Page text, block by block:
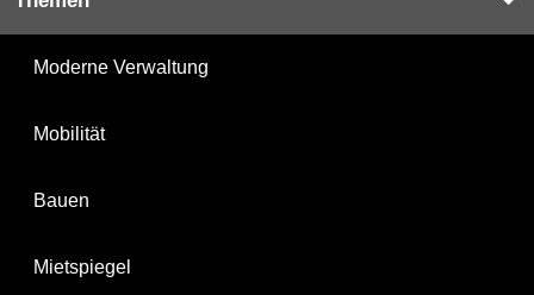
Moderne Verwaltung
Mobilität
Bauen
Mietspiegel